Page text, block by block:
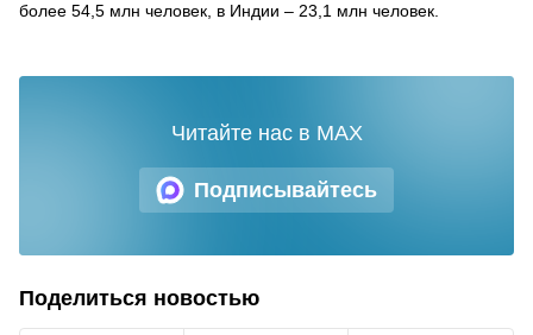
более 54,5 млн человек, в Индии – 23,1 млн человек.
Подписывайтесь
Читайте нас в MAX
Поделиться новостью